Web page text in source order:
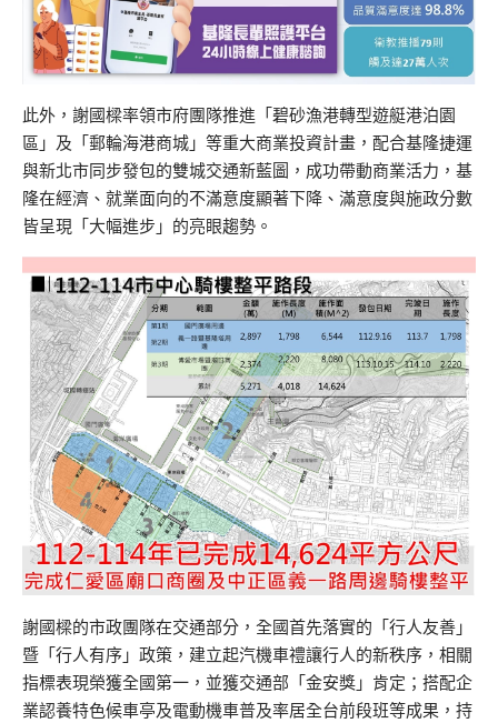
此外，謝國樑率領市府團隊推進「碧砂漁港轉型遊艇港泊園
區」及「郵輪海港商城」等重大商業投資計畫，配合基隆捷運
與新北市同步發包的雙城交通新藍圖，成功帶動商業活力，基
隆在經濟、就業面向的不滿意度顯著下降、滿意度與施政分數
皆呈現「大幅進步」的亮眼趨勢。
謝國樑的市政團隊在交通部分，全國首先落實的「行人友善」
暨「行人有序」政策，建立起汽機車禮讓行人的新秩序，相關
指標表現榮獲全國第一，並獲交通部「金安獎」肯定；搭配企
業認養特色候車亭及電動機車普及率居全台前段班等成果，持